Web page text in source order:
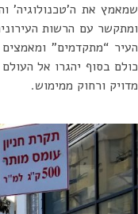
שמאמץ את ה’טכנולוגיה’
ומתקשר עם הרשות
העיר “מתקדמים”
כולם בסוף יהגרו אל
מדויק ורחוק ממימוש.